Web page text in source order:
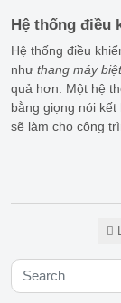
Hệ thống điều
Hệ thống điều
như thang máy
quả hơn. Một hệ
bằng giọng nói
sẽ làm cho công